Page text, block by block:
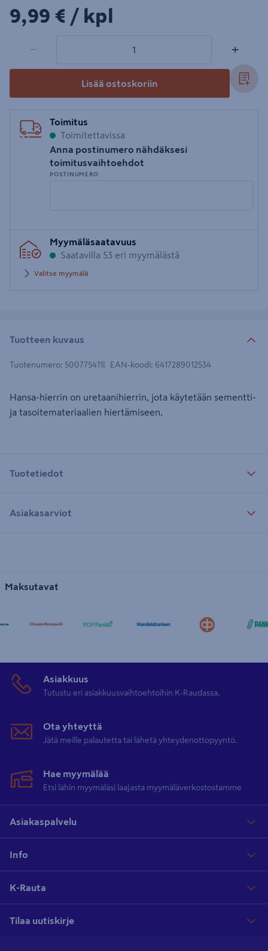
9,99€/kpl
9,99 € / kpl
− +
Lisää ostoskoriin
Toimitus
Toimitettavissa
Anna postinumero nähdäksesi
toimitusvaihtoehdot
POSTINUMERO
postinumero
Myymäläsaatavuus
Saatavilla 53 eri myymälästä
Valitse myymälä
Tuotteen kuvaus
Tuotenumero: 500775411 EAN-koodi: 6417289012534
Hansa-hierrin on uretaanihierrin, jota käytetään sementti-
ja tasoitemateriaalien hiertämiseen.
Tuotetiedot
Asiakasarviot
Maksutavat
Asiakkuus
Tutustu eri asiakkuusvaihtoehtoihin K-Raudassa.
Ota yhteyttä
Jätä meille palautetta tai lähetä yhteydenottopyyntö.
Hae myymälää
Etsi lähin myymäläsi laajasta myymäläverkostostamme
Asiakaspalvelu
Info
K-Rauta
Tilaa uutiskirje